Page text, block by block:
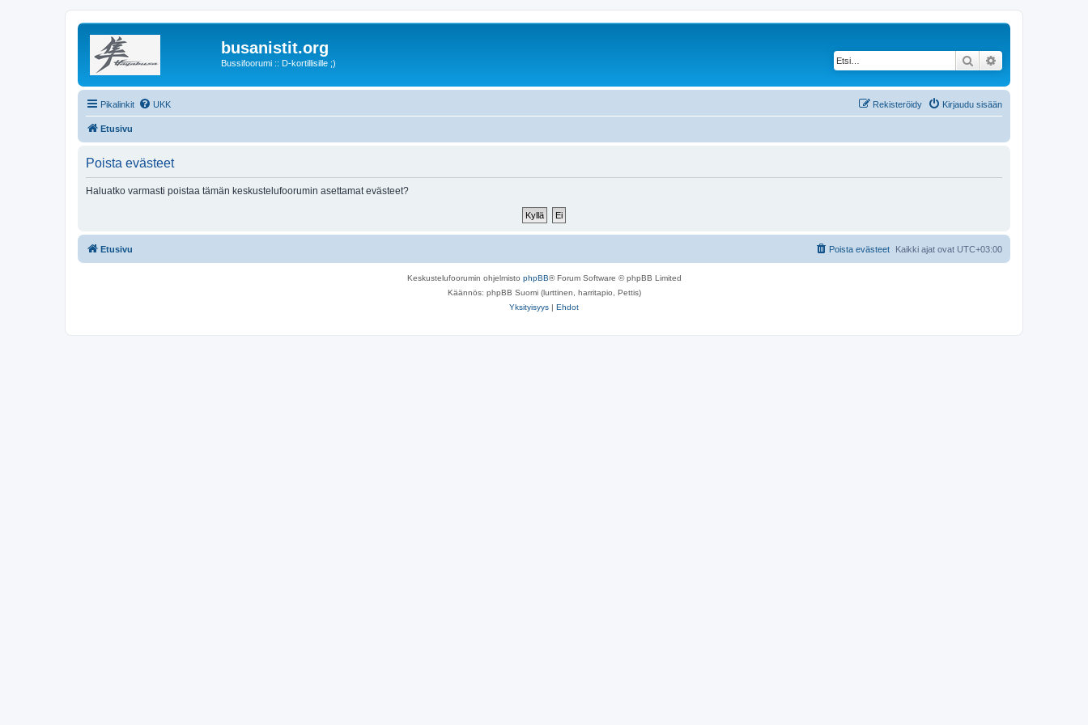
busanistit.org
Bussifoorumi :: D-kortillisille ;) Etsi
Pikalinkit UKK Kirjaudu sisään
Rekisteröidy
Etusivu
Poista evästeet
Haluatko varmasti poistaa tämän keskustelufoorumin asettamat evästeet?
Etusivu Kaikki ajat ovat UTC+03:00
Poista evästeet
Keskustelufoorumin ohjelmisto phpBB® Forum Software © phpBB Limited
Käännös: phpBB Suomi (lurttinen, harritapio, Pettis)
Yksityisyys | Ehdot